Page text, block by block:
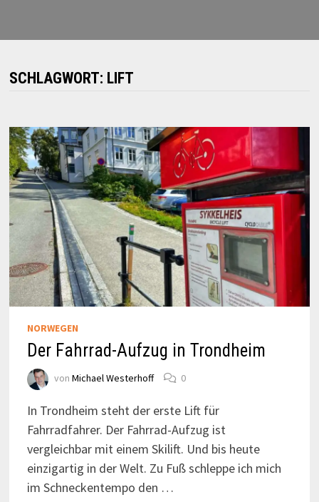
SCHLAGWORT: LIFT
NORWEGEN
Der Fahrrad-Aufzug in Trondheim
von Michael Westerhoff 0
In Trondheim steht der erste Lift für
Fahrradfahrer. Der Fahrrad-Aufzug ist
vergleichbar mit einem Skilift. Und bis heute
einzigartig in der Welt. Zu Fuß schleppe ich mich
im Schneckentempo den …